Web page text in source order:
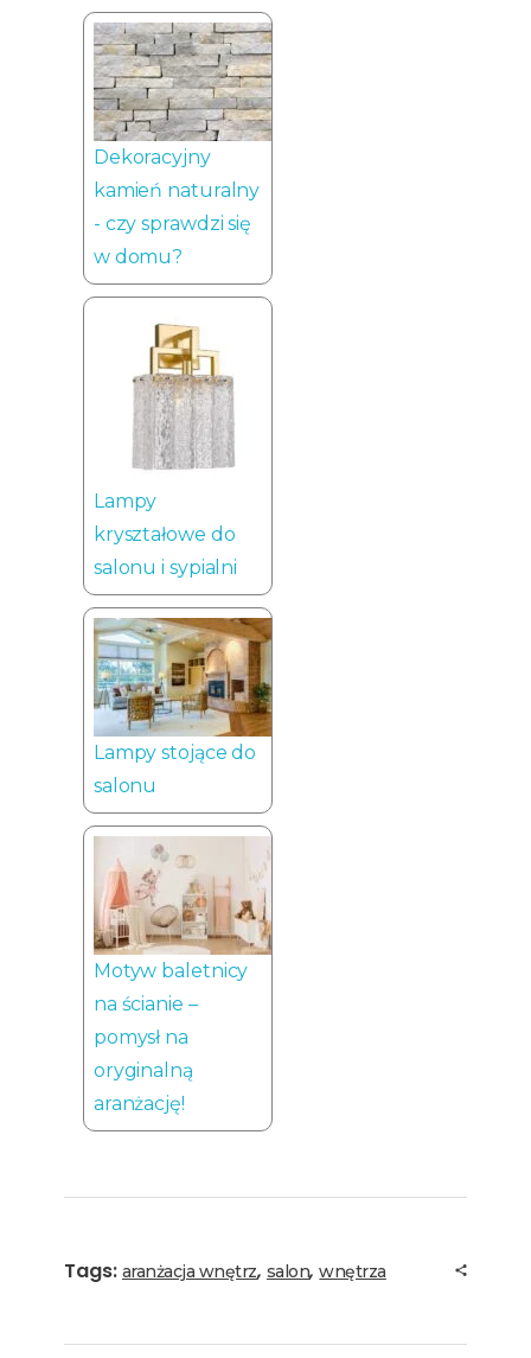
Dekoracyjny
kamień naturalny
- czy sprawdzi się
w domu?
Lampy
kryształowe do
salonu i sypialni
Lampy stojące do
salonu
Motyw baletnicy
na ścianie –
pomysł na
oryginalną
aranżację!
Tags: aranżacja wnętrz, salon,wnętrza